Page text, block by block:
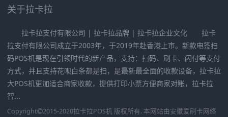
关于拉卡拉
拉卡拉支付有限公司 | 拉卡拉品牌 | 拉卡拉企业文化 拉卡
拉支付有限公司成立于2003年，于2019年赴香港上市。新款电签扫
码POS机是现在引领时代的新产品，支持：扫码、刷卡、闪付等支付
方式，并且支持花呗白条都是扫，是最新最全面的收款设备，拉卡拉
大POS机更加适合商家收款，提供打印小票方便商家对账，拉卡拉
智...
Copyright 2015-2020拉卡拉POS机 版权所有. 本网站由安徽爱刷卡网络